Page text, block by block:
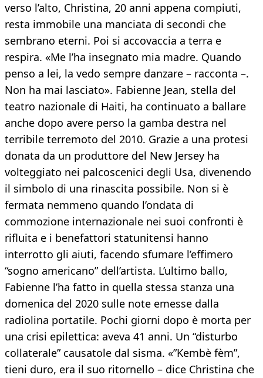
verso l’alto, Christina, 20 anni appena compiuti,
resta immobile una manciata di secondi che
sembrano eterni. Poi si accovaccia a terra e
respira. «Me l’ha insegnato mia madre. Quando
penso a lei, la vedo sempre danzare – racconta –.
Non ha mai lasciato». Fabienne Jean, stella del
teatro nazionale di Haiti, ha continuato a ballare
anche dopo avere perso la gamba destra nel
terribile terremoto del 2010. Grazie a una protesi
donata da un produttore del New Jersey ha
volteggiato nei palcoscenici degli Usa, divenendo
il simbolo di una rinascita possibile. Non si è
fermata nemmeno quando l’ondata di
commozione internazionale nei suoi confronti è
rifluita e i benefattori statunitensi hanno
interrotto gli aiuti, facendo sfumare l’effimero
“sogno americano” dell’artista. L’ultimo ballo,
Fabienne l’ha fatto in quella stessa stanza una
domenica del 2020 sulle note emesse dalla
radiolina portatile. Pochi giorni dopo è morta per
una crisi epilettica: aveva 41 anni. Un “disturbo
collaterale” causatole dal sisma. «”Kembè fèm”,
tieni duro, era il suo ritornello – dice Christina che